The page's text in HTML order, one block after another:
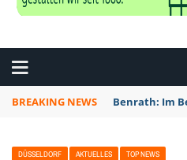
BREAKING NEWS Benrath: Im
DÜSSELDORF AKTUELLES TOP NEWS